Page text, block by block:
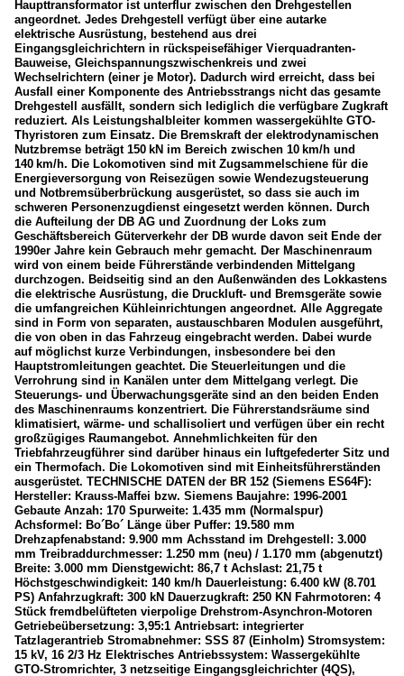
Haupttransformator ist unterflur zwischen den Drehgestellen
angeordnet. Jedes Drehgestell verfügt über eine autarke
elektrische Ausrüstung, bestehend aus drei
Eingangsgleichrichtern in rückspeisefähiger Vierquadranten-
Bauweise, Gleichspannungszwischenkreis und zwei
Wechselrichtern (einer je Motor). Dadurch wird erreicht, dass bei
Ausfall einer Komponente des Antriebsstrangs nicht das gesamte
Drehgestell ausfällt, sondern sich lediglich die verfügbare Zugkraft
reduziert. Als Leistungshalbleiter kommen wassergekühlte GTO-
Thyristoren zum Einsatz. Die Bremskraft der elektrodynamischen
Nutzbremse beträgt 150 kN im Bereich zwischen 10 km/h und
140 km/h. Die Lokomotiven sind mit Zugsammelschiene für die
Energieversorgung von Reisezügen sowie Wendezugsteuerung
und Notbremsüberbrückung ausgerüstet, so dass sie auch im
schweren Personenzugdienst eingesetzt werden können. Durch
die Aufteilung der DB AG und Zuordnung der Loks zum
Geschäftsbereich Güterverkehr der DB wurde davon seit Ende der
1990er Jahre kein Gebrauch mehr gemacht. Der Maschinenraum
wird von einem beide Führerstände verbindenden Mittelgang
durchzogen. Beidseitig sind an den Außenwänden des Lokkastens
die elektrische Ausrüstung, die Druckluft- und Bremsgeräte sowie
die umfangreichen Kühleinrichtungen angeordnet. Alle Aggregate
sind in Form von separaten, austauschbaren Modulen ausgeführt,
die von oben in das Fahrzeug eingebracht werden. Dabei wurde
auf möglichst kurze Verbindungen, insbesondere bei den
Hauptstromleitungen geachtet. Die Steuerleitungen und die
Verrohrung sind in Kanälen unter dem Mittelgang verlegt. Die
Steuerungs- und Überwachungsgeräte sind an den beiden Enden
des Maschinenraums konzentriert. Die Führerstandsräume sind
klimatisiert, wärme- und schallisoliert und verfügen über ein recht
großzügiges Raumangebot. Annehmlichkeiten für den
Triebfahrzeugführer sind darüber hinaus ein luftgefederter Sitz und
ein Thermofach. Die Lokomotiven sind mit Einheitsführerständen
ausgerüstet. TECHNISCHE DATEN der BR 152 (Siemens ES64F):
Hersteller: Krauss-Maffei bzw. Siemens Baujahre: 1996-2001
Gebaute Anzah: 170 Spurweite: 1.435 mm (Normalspur)
Achsformel: Bo´Bo´ Länge über Puffer: 19.580 mm
Drehzapfenabstand: 9.900 mm Achsstand im Drehgestell: 3.000
mm Treibraddurchmesser: 1.250 mm (neu) / 1.170 mm (abgenutzt)
Breite: 3.000 mm Dienstgewicht: 86,7 t Achslast: 21,75 t
Höchstgeschwindigkeit: 140 km/h Dauerleistung: 6.400 kW (8.701
PS) Anfahrzugkraft: 300 kN Dauerzugkraft: 250 KN Fahrmotoren: 4
Stück fremdbelüfteten vierpolige Drehstrom-Asynchron-Motoren
Getriebeübersetzung: 3,95:1 Antriebsart: integrierter
Tatzlagerantrieb Stromabnehmer: SSS 87 (Einholm) Stromsystem:
15 kV, 16 2/3 Hz Elektrisches Antriebssystem: Wassergekühlte
GTO-Stromrichter, 3 netzseitige Eingangsgleichrichter (4QS),